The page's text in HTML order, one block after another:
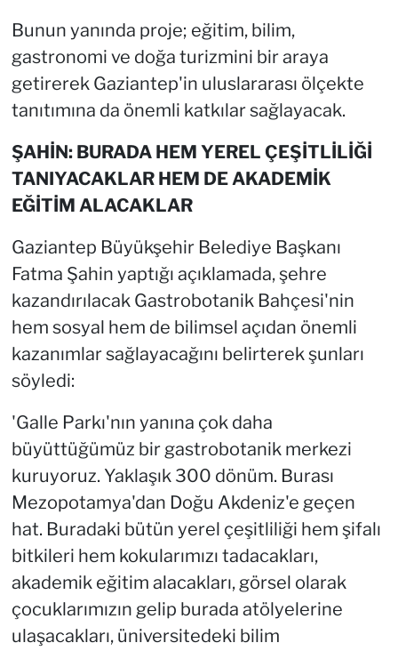
Bunun yanında proje; eğitim, bilim,
gastronomi ve doğa turizmini bir araya
getirerek Gaziantep'in uluslararası ölçekte
tanıtımına da önemli katkılar sağlayacak.
ŞAHİN: BURADA HEM YEREL ÇEŞİTLİLİĞİ
TANIYACAKLAR HEM DE AKADEMİK
EĞİTİM ALACAKLAR
Gaziantep Büyükşehir Belediye Başkanı
Fatma Şahin yaptığı açıklamada, şehre
kazandırılacak Gastrobotanik Bahçesi'nin
hem sosyal hem de bilimsel açıdan önemli
kazanımlar sağlayacağını belirterek şunları
söyledi:
'Galle Parkı'nın yanına çok daha
büyüttüğümüz bir gastrobotanik merkezi
kuruyoruz. Yaklaşık 300 dönüm. Burası
Mezopotamya'dan Doğu Akdeniz'e geçen
hat. Buradaki bütün yerel çeşitliliği hem şifalı
bitkileri hem kokularımızı tadacakları,
akademik eğitim alacakları, görsel olarak
çocuklarımızın gelip burada atölyelerine
ulaşacakları, üniversitedeki bilim